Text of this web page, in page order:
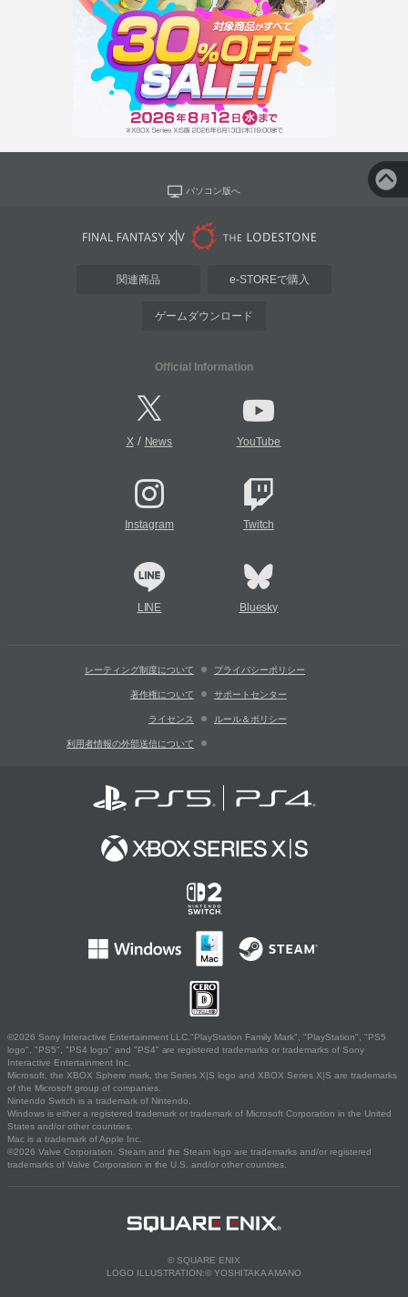
パソコン版へ
関連商品 e-STOREで購入
ゲームダウンロード
Official Information
X/ News YouTube
Instagram Twitch
LINE Bluesky
レーティング制度について プライバシーポリシー
著作権について サポートセンター
ライセンス ルール＆ポリシー
利用者情報の外部送信について
©2026 Sony Interactive Entertainment LLC."PlayStation Family Mark", "PlayStation", "PS5
logo", "PS5", "PS4 logo" and "PS4" are registered trademarks or trademarks of Sony
Interactive Entertainment Inc.
Microsoft, the XBOX Sphere mark, the Series X|S logo and XBOX Series X|S are trademarks
of the Microsoft group of companies.
Nintendo Switch is a trademark of Nintendo.
Windows is either a registered trademark or trademark of Microsoft Corporation in the United
States and/or other countries.
Mac is a trademark of Apple Inc.
©2026 Valve Corporation. Steam and the Steam logo are trademarks and/or registered
trademarks of Valve Corporation in the U.S. and/or other countries.
© SQUARE ENIX
LOGO ILLUSTRATION:© YOSHITAKA AMANO